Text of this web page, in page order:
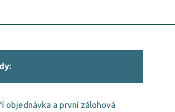
a první zálohová